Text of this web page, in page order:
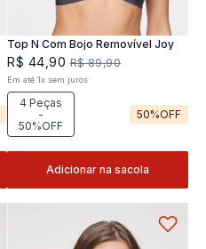
Top N Com Bojo Removível Joy
R$ 44,90 R$ 89,90
Em até 1x sem juros
4 Peças
-
50%OFF
50%OFF
Adicionar na sacola